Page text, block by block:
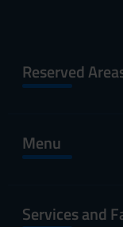
Reserved
Menu
Services and